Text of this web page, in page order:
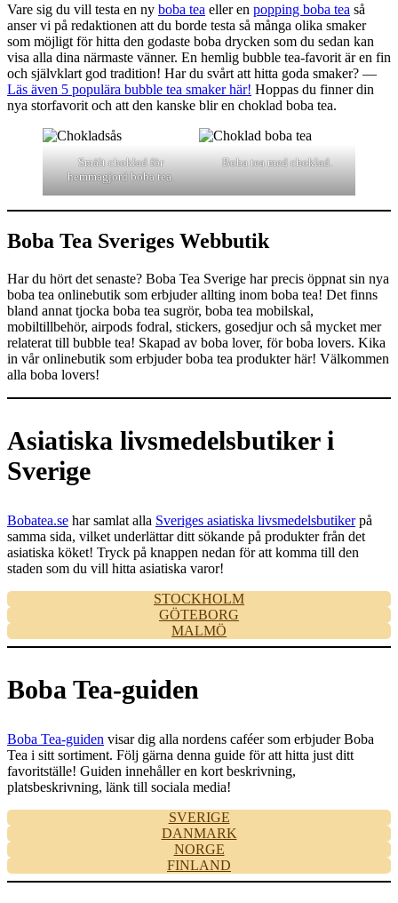
Vare sig du vill testa en ny boba tea eller en popping boba tea så
anser vi på redaktionen att du borde testa så många olika smaker
som möjligt för hitta den godaste boba drycken som du sedan kan
visa alla dina närmaste vänner. En hemlig bubble tea-favorit är en fin
och självklart god tradition! Har du svårt att hitta goda smaker? —
Läs även 5 populära bubble tea smaker här! Hoppas du finner din
nya storfavorit och att den kanske blir en choklad boba tea.
Smält choklad för
hemmagjord boba tea.
Boba tea med choklad.
Boba Tea Sveriges Webbutik
Har du hört det senaste? Boba Tea Sverige har precis öppnat sin nya
boba tea onlinebutik som erbjuder allting inom boba tea! Det finns
bland annat tjocka boba tea sugrör, boba tea mobilskal,
mobiltillbehör, airpods fodral, stickers, gosedjur och så mycket mer
relaterat till bubble tea! Skapad av boba lover, för boba lovers. Kika
in vår onlinebutik som erbjuder boba tea produkter här! Välkommen
alla boba lovers!
Asiatiska livsmedelsbutiker i
Sverige
Bobatea.se har samlat alla Sveriges asiatiska livsmedelsbutikerpå
samma sida, vilket underlättar ditt sökande på produkter från det
asiatiska köket! Tryck på knappen nedan för att komma till den
staden som du vill hitta asiatiska varor!
STOCKHOLM
GÖTEBORG
MALMÖ
Boba Tea-guiden
Boba Tea-guiden visar dig alla nordens caféer som erbjuder Boba
Tea i sitt sortiment. Följ gärna denna guide för att hitta just ditt
favoritställe! Guiden innehåller en kort beskrivning,
platsbeskrivning, länk till sociala media!
SVERIGE
DANMARK
NORGE
FINLAND